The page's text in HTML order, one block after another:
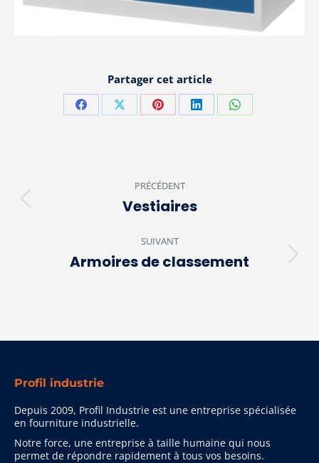
Partager cet article
PartagerPartagerPartagerPartagerPartager
Navigation
de
commentaire
PRÉCÉDENT
Onglet
Vestiaires
SUIVANT
Projets
Armoires de classement
Profil industrie
Depuis 2009, Profil Industrie est une entreprise spécialisée
en fourniture industrielle.
Notre force, une entreprise à taille humaine qui nous
permet de répondre rapidement à tous vos besoins.